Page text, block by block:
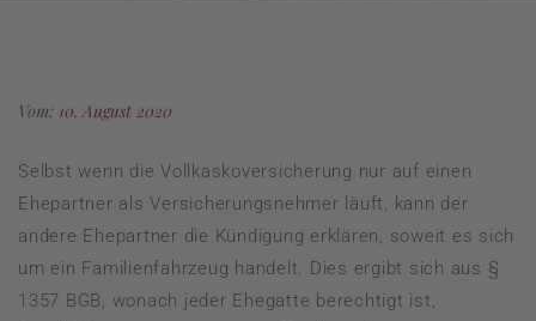
Vom: 10. August 2020
Selbst wenn die Vollkaskoversicherung nur auf einen
Ehepartner als Versicherungsnehmer läuft, kann der
andere Ehepartner die Kündigung erklären, soweit es sich
um ein Familienfahrzeug handelt. Dies ergibt sich aus §
1357 BGB, wonach jeder Ehegatte berechtigt ist,